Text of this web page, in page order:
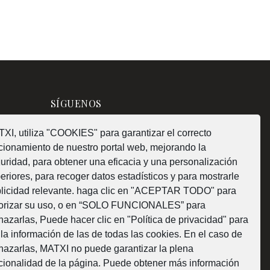
utiliza "COOKIES" para garantizar el correcto
de nuestro portal web, mejorando la
para obtener una eficacia y una personalización
para recoger datos estadísticos y para mostrarle
relevante. haga clic en "ACEPTAR TODO" para
su uso, o en “SOLO FUNCIONALES” para
Puede hacer clic en "Política de privacidad" para
información de las de todas las cookies. En el caso de
MATXI no puede garantizar la plena
de la página. Puede obtener más información
SÍGUENOS
¿Como fabricamos?
Web subvencionada por la Diputación Foral de
Bizkaia